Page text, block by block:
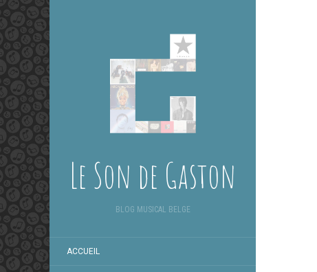
Le Son de Gaston
BLOG MUSICAL BELGE
ACCUEIL